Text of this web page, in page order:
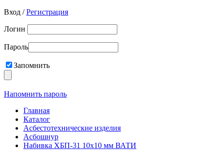
Вход /Регистрация
Логин
Пароль
Запомнить
Напомнить пароль
Главная
Каталог
Асбестотехнические изделия
Асбошнур
Набивка ХБП-31 10х10 мм ВАТИ